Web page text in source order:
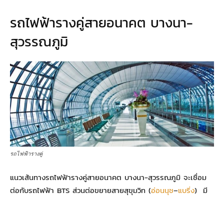
รถไฟฟ้ารางคู่สายอนาคต บางนา-
สุวรรณภูมิ
รถไฟฟ้ารางคู่
แนวเส้นทางรถไฟฟ้ารางคู่สายอนาคต บางนา-สุวรรณภูมิ จะเชื่อม
ต่อกับรถไฟฟ้า BTS ส่วนต่อขยายสายสุขุมวิท (อ่อนนุช–แบริ่ง) มี